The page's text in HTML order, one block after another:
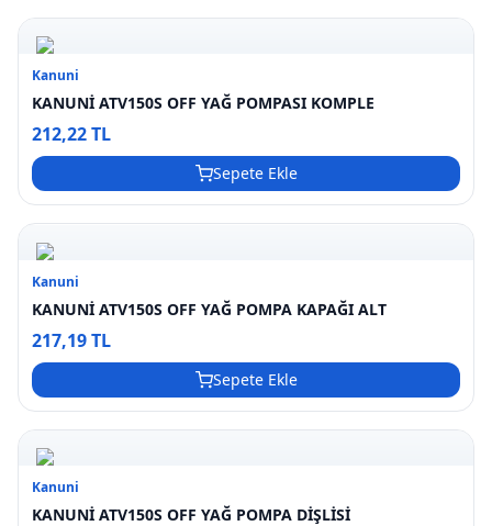
Kanuni
KANUNİ ATV150S OFF YAĞ POMPASI KOMPLE
212,22 TL
Sepete Ekle
Kanuni
KANUNİ ATV150S OFF YAĞ POMPA KAPAĞI ALT
217,19 TL
Sepete Ekle
Kanuni
KANUNİ ATV150S OFF YAĞ POMPA DİŞLİSİ